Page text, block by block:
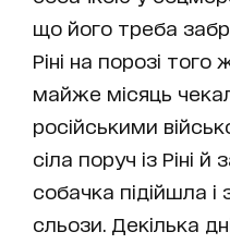
що його треба
Ріні на порозі
майже місяць
російськими
сіла поруч із Ріні й
собачка підійшла і
сльози. Декілька